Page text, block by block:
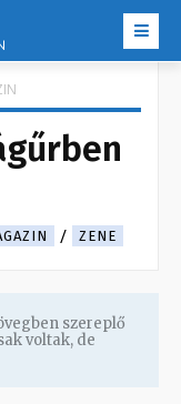
ZENE
szereplő
voltak, de